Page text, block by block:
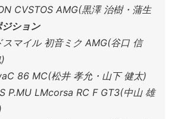
CVSTOS AMG(黒澤 治樹・蒲生
ション
マイル 初音ミク AMG(谷口 信
86 MC(松井 孝允・山下 健太)
P.MU LMcorsa RC F GT3(中山 雄